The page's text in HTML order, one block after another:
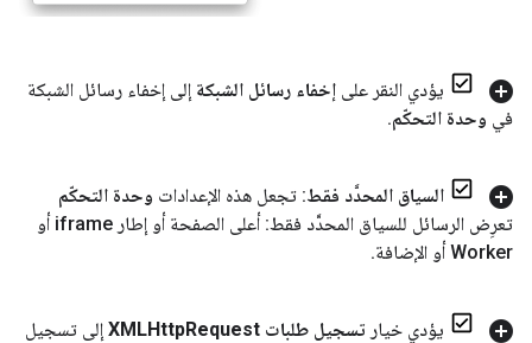
يؤدي النقر على إخفاء رسائل الشبكة إلى إخفاء رسائل الشبكة
في وحدة التحكّم.
السياق المحدَّد فقط: تجعل هذه الإعدادات وحدة التحكّم
تعرِض الرسائل للسياق المحدَّد فقط: أعلى الصفحة أو إطار iframe أو
Worker أو الإضافة
.
يؤدي خيار تسجيل طلبات XMLHttp Request
إلى تسجيل